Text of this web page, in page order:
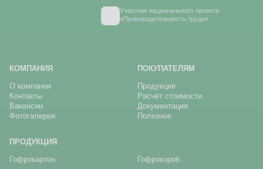
Участник национального проекта
«Производительность труда»
КОМПАНИЯ
О компании
Контакты
Вакансии
Фотогалерея
ПОКУПАТЕЛЯМ
Продукция
Расчёт стоимости
Документация
Полезное
ПРОДУКЦИЯ
Гофрокартон
Гофрокороб